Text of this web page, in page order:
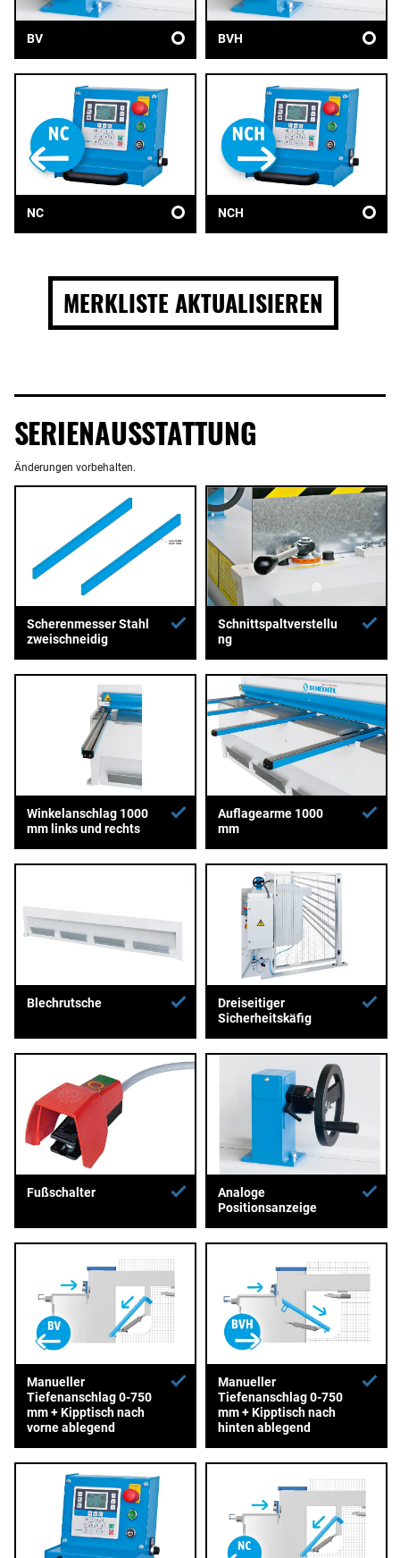
BV BVH
NC NCH
MERKLISTE AKTUALISIEREN
SERIENAUSSTATTUNG
Änderungen vorbehalten.
Scherenmesser Stahl
zweischneidig
Schnittspaltverstellu
ng
Winkelanschlag 1000
mm links und rechts
Auflagearme 1000
mm
Blechrutsche
Dreiseitiger
Sicherheitskäfig
Fußschalter
Analoge
Positionsanzeige
Manueller
Tiefenanschlag 0-750
mm + Kipptisch nach
vorne ablegend
Manueller
Tiefenanschlag 0-750
mm + Kipptisch nach
hinten ablegend